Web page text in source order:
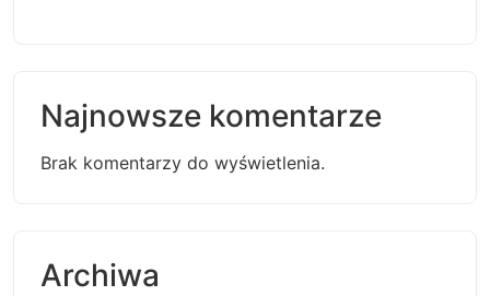
Najnowsze komentarze
Brak komentarzy do wyświetlenia.
Archiwa